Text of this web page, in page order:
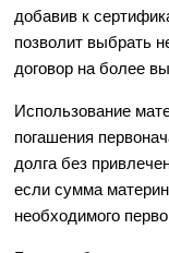
добавив к
позволит выбрать
договор на более
Использование
погашения
долга без
если сумма
необходимого